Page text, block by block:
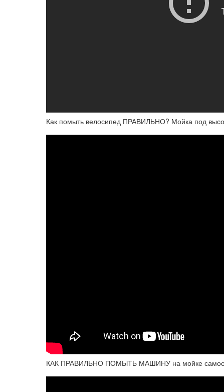
Как помыть велосипед ПРАВИЛЬНО? Мойка под
КАК ПРАВИЛЬНО ПОМЫТЬ МАШИНУ на мойке